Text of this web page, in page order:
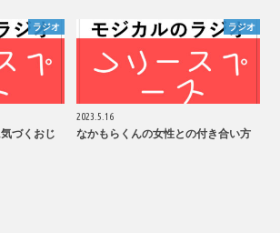
ラジオ
づくおじ
ラジオ
2023.5.16
なかもらくんの女性との付き合い方